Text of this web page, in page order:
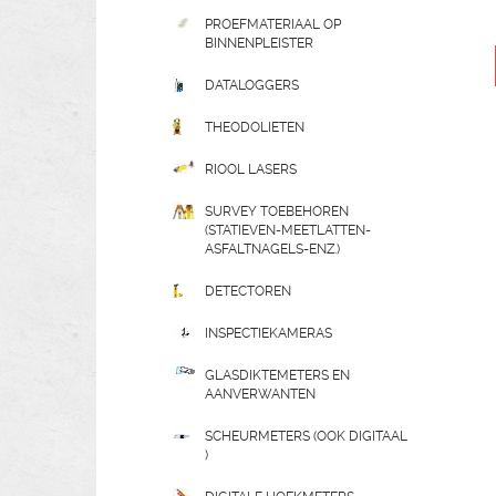
PROEFMATERIAAL OP
BINNENPLEISTER
DATALOGGERS
THEODOLIETEN
RIOOL LASERS
SURVEY TOEBEHOREN
(STATIEVEN-MEETLATTEN-
ASFALTNAGELS-ENZ.)
DETECTOREN
INSPECTIEKAMERAS
GLASDIKTEMETERS EN
AANVERWANTEN
SCHEURMETERS (OOK DIGITAAL
)